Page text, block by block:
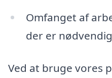
Omfanget af
der er
Ved at bruge vores